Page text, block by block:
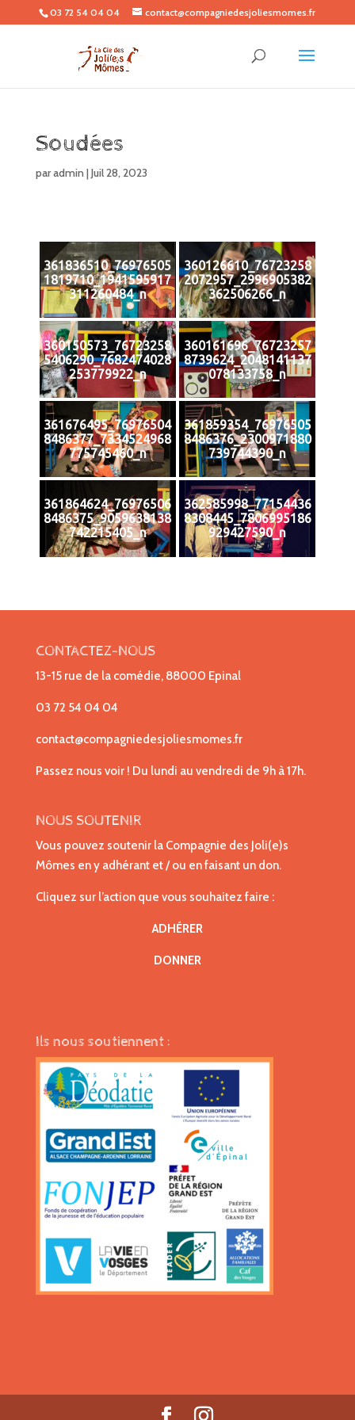
03 72 54 04 04 contact@compagniedesjoliesmomes.fr
Soudées
paradmin |Juil 28, 2023
361836510_76976505
1819710_1941595917
311260484_n
360126610_76723258
2072957_2996905382
362506266_n
360150573_76723258
5406290_7682474028
253779922_n
360161696_76723257
8739624_2048141137
078133758_n
361676495_76976504
8486377_7334524968
775745460_n
361859354_76976505
8486376_2300971880
739744390_n
361864624_76976506
8486375_9059638138
742215405_n
362585998_77154436
8308445_7806995186
929427590_n
CONTACTEZ-NOUS
13-15 rue de la comédie, 88000 Epinal
03 72 54 04 04
contact@compagniedesjoliesmomes.fr
Passez nous voir ! Du lundi au vendredi de 9h à 17h.
NOUS SOUTENIR
Vous pouvez soutenir la Compagnie des Joli(e)s
Mômes en y adhérant et / ou en faisant un don.
Cliquez sur l’action que vous souhaitez faire :
ADHÉRER
DONNER
Ils nous soutiennent :